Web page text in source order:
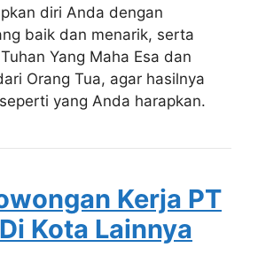
diri Anda dengan
baik dan menarik, serta
Yang Maha Esa dan
Orang Tua, agar hasilnya
yang Anda harapkan.
Kerja PT
Kota Lainnya